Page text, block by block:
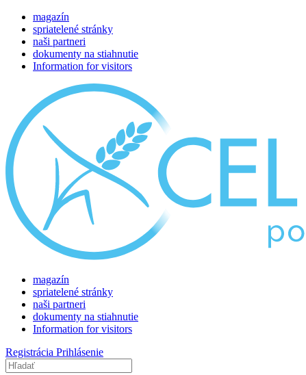
magazín
spriatelené stránky
naši partneri
dokumenty na stiahnutie
Information for visitors
magazín
spriatelené stránky
naši partneri
dokumenty na stiahnutie
Information for visitors
Registrácia Prihlásenie